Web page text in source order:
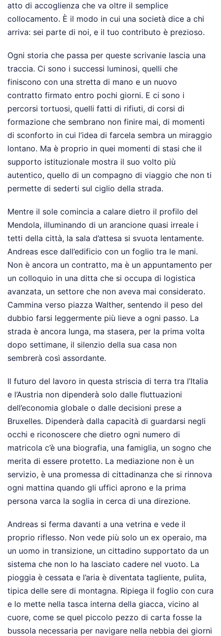
atto di accoglienza che va oltre il semplice
collocamento. È il modo in cui una società dice a chi
arriva: sei parte di noi, e il tuo contributo è prezioso.
Ogni storia che passa per queste scrivanie lascia una
traccia. Ci sono i successi luminosi, quelli che
finiscono con una stretta di mano e un nuovo
contratto firmato entro pochi giorni. E ci sono i
percorsi tortuosi, quelli fatti di rifiuti, di corsi di
formazione che sembrano non finire mai, di momenti
di sconforto in cui l’idea di farcela sembra un miraggio
lontano. Ma è proprio in quei momenti di stasi che il
supporto istituzionale mostra il suo volto più
autentico, quello di un compagno di viaggio che non ti
permette di sederti sul ciglio della strada.
Mentre il sole comincia a calare dietro il profilo del
Mendola, illuminando di un arancione quasi irreale i
tetti della città, la sala d’attesa si svuota lentamente.
Andreas esce dall’edificio con un foglio tra le mani.
Non è ancora un contratto, ma è un appuntamento per
un colloquio in una ditta che si occupa di logistica
avanzata, un settore che non aveva mai considerato.
Cammina verso piazza Walther, sentendo il peso del
dubbio farsi leggermente più lieve a ogni passo. La
strada è ancora lunga, ma stasera, per la prima volta
dopo settimane, il silenzio della sua casa non
sembrerà così assordante.
Il futuro del lavoro in questa striscia di terra tra l’Italia
e l’Austria non dipenderà solo dalle fluttuazioni
dell’economia globale o dalle decisioni prese a
Bruxelles. Dipenderà dalla capacità di guardarsi negli
occhi e riconoscere che dietro ogni numero di
matricola c’è una biografia, una famiglia, un sogno che
merita di essere protetto. La mediazione non è un
servizio, è una promessa di cittadinanza che si rinnova
ogni mattina quando gli uffici aprono e la prima
persona varca la soglia in cerca di una direzione.
Andreas si ferma davanti a una vetrina e vede il
proprio riflesso. Non vede più solo un ex operaio, ma
un uomo in transizione, un cittadino supportato da un
sistema che non lo ha lasciato cadere nel vuoto. La
pioggia è cessata e l’aria è diventata tagliente, pulita,
tipica delle sere di montagna. Ripiega il foglio con cura
e lo mette nella tasca interna della giacca, vicino al
cuore, come se quel piccolo pezzo di carta fosse la
bussola necessaria per navigare nella nebbia dei giorni